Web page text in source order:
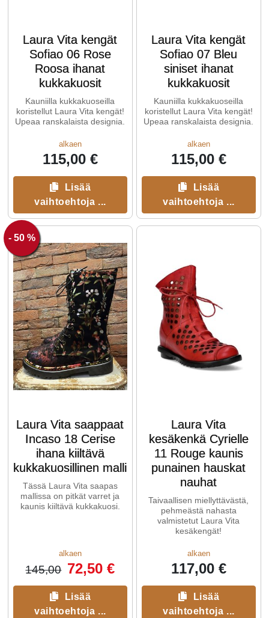
Laura Vita kengät
Sofiao 06 Rose
Roosa ihanat
kukkakuosit
Kauniilla kukkakuoseilla
koristellut Laura Vita kengät!
Upeaa ranskalaista designia.
alkaen
115,00 €
Lisää
vaihtoehtoja ...
Laura Vita kengät
Sofiao 07 Bleu
siniset ihanat
kukkakuosit
Kauniilla kukkakuoseilla
koristellut Laura Vita kengät!
Upeaa ranskalaista designia.
alkaen
115,00 €
Lisää
vaihtoehtoja ...
Laura Vita saappaat
Incaso 18 Cerise
ihana kiiltävä
kukkakuosillinen malli
Tässä Laura Vita saapas
mallissa on pitkät varret ja
kaunis kiiltävä kukkakuosi.
alkaen
145,00 72,50 €
- 50 %
Lisää
vaihtoehtoja ...
Laura Vita
kesäkenkä Cyrielle
11 Rouge kaunis
punainen hauskat
nauhat
Taivaallisen miellyttävästä,
pehmeästä nahasta
valmistetut Laura Vita
kesäkengät!
alkaen
117,00 €
Lisää
vaihtoehtoja ...